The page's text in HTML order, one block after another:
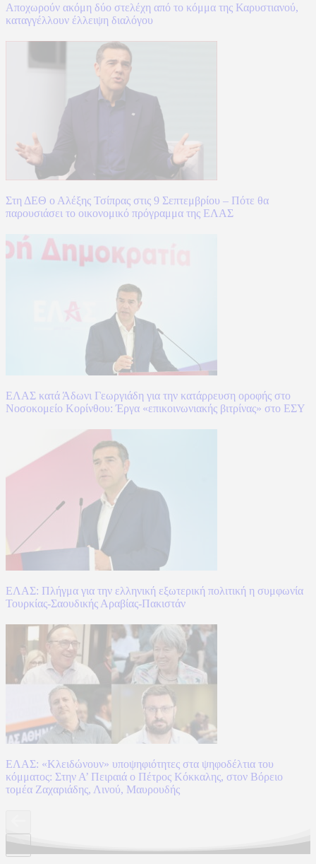
Αποχωρούν ακόμη δύο στελέχη από το κόμμα της Καρυστιανού,
καταγγέλλουν έλλειψη διαλόγου
Στη ΔΕΘ ο Αλέξης Τσίπρας στις 9 Σεπτεμβρίου – Πότε θα
παρουσιάσει το οικονομικό πρόγραμμα της ΕΛΑΣ
ΕΛΑΣ κατά Άδωνι Γεωργιάδη για την κατάρρευση οροφής στο
Νοσοκομείο Κορίνθου: Έργα «επικοινωνιακής βιτρίνας» στο ΕΣΥ
ΕΛΑΣ: Πλήγμα για την ελληνική εξωτερική πολιτική η συμφωνία
Τουρκίας-Σαουδικής Αραβίας-Πακιστάν
ΕΛΑΣ: «Κλειδώνουν» υποψηφιότητες στα ψηφοδέλτια του
κόμματος: Στην Α’ Πειραιά ο Πέτρος Κόκκαλης, στον Βόρειο
τομέα Ζαχαριάδης, Λινού, Μαυρουδής